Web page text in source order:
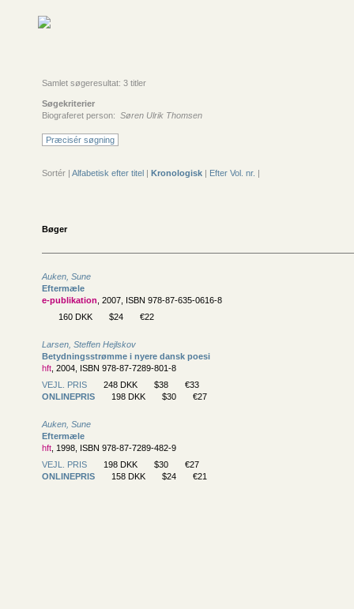
Samlet søgeresultat: 3 titler
Søgekriterier
Biograferet person: Søren Ulrik Thomsen
Præcisér søgning
Sortér | Alfabetisk efter titel | Kronologisk | Efter Vol. nr. |
Bøger
Auken, Sune
Eftermæle
e-publikation , 2007, ISBN 978-87-635-0616-8
160 DKK
$24 €22
Larsen, Steffen Hejlskov
Betydningsstrømme i nyere dansk poesi
hft , 2004, ISBN 978-87-7289-801-8
VEJL. PRIS
248 DKK $38
€33
ONLINEPRIS
198 DKK $30 €27
Auken, Sune
Eftermæle
hft , 1998, ISBN 978-87-7289-482-9
VEJL. PRIS
198 DKK $30
€27
ONLINEPRIS
158 DKK $24 €21